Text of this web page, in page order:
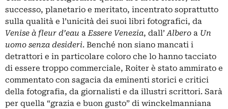
successo, planetario e meritato, incentrato soprattutto
sulla qualità e l’unicità dei suoi libri fotografici, da
Venise à fleur d’eau aEssere Venezia, dall’Albero a Un
uomo senza desideri. Benché non siano mancati i
detrattori e in particolare coloro che lo hanno tacciato
di essere troppo commerciale, Roiter è stato ammirato e
commentato con sagacia da eminenti storici e critici
della fotografia, da giornalisti e da illustri scrittori. Sarà
per quella “grazia e buon gusto” di winckelmanniana